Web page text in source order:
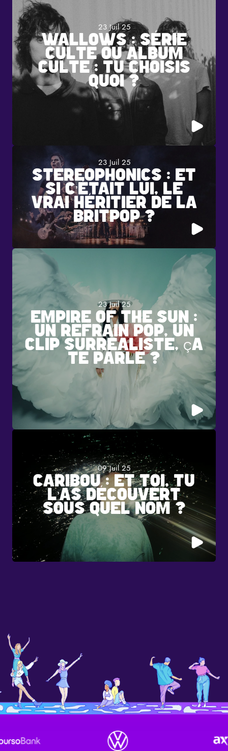
23 Juil 25
WALLOWS : SÉRIE
CULTE OU ALBUM
CULTE : TU CHOISIS
QUOI ?
23 Juil 25
STEREOPHONICS : ET
SI C’ÉTAIT LUI, LE
VRAI HÉRITIER DE LA
BRITPOP ?
23 Juil 25
EMPIRE OF THE SUN :
UN REFRAIN POP, UN
CLIP SURRÉALISTE, ÇA
TE PARLE ?
09 Juil 25
CARIBOU : ET TOI, TU
L’AS DÉCOUVERT
SOUS QUEL NOM ?